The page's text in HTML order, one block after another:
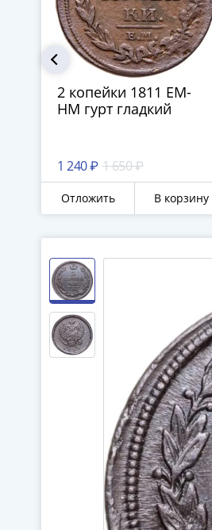
2 копейки 1811 ЕМ-
НМ гурт гладкий
1 240 ₽ 1 650 ₽
Отложить В корзину